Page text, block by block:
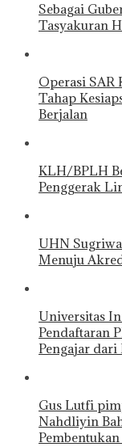
Sebagai
Tasyakuran
Operasi SAR
Tahap
Berjalan
KLH/BPLH
Penggerak
UHN
Menuju
Universitas
Pendaftaran
Pengajar dari
Gus Lutfi
Nahdliyin